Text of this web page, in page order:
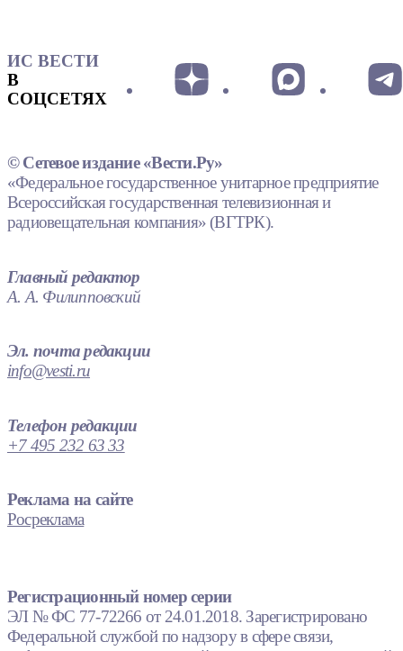
ИС ВЕСТИ
В
СОЦСЕТЯХ
© Сетевое издание «Вести.Ру»
«Федеральное государственное унитарное предприятие
Всероссийская государственная телевизионная и
радиовещательная компания» (ВГТРК).
Главный редактор
А. А. Филипповский
Эл. почта редакции
info@vesti.ru
Телефон редакции
+7 495 232 63 33
Реклама на сайте
Росреклама
Регистрационный номер серии
ЭЛ № ФС 77-72266 от 24.01.2018. Зарегистрировано
Федеральной службой по надзору в сфере связи,